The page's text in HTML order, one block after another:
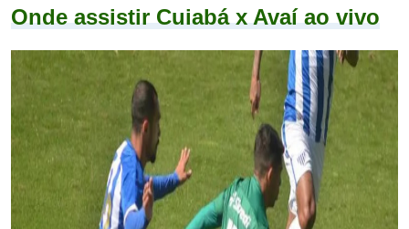
Onde assistir Cuiabá x Avaí ao vivo